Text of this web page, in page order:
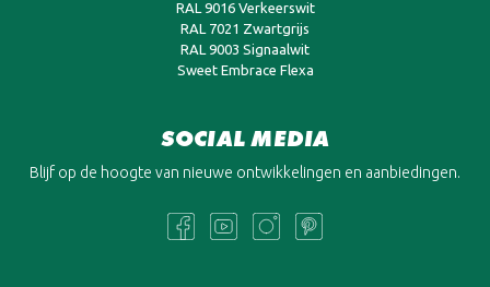
RAL 9016 Verkeerswit
RAL 7021 Zwartgrijs
RAL 9003 Signaalwit
Sweet Embrace Flexa
SOCIAL MEDIA
Blijf op de hoogte van nieuwe ontwikkelingen en aanbiedingen.